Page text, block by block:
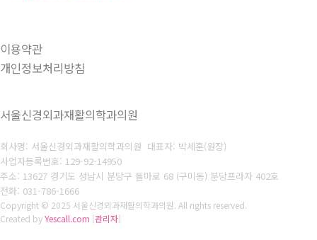
이용약관
개인정보처리방침
서울신경외과재활의학과의원
회사명: 서울신경외과재활의학과의원 대표자: 박세훈(원장)
사업자등록번호: 129-92-14950
주소: 13627 경기도 성남시 분당구 돌마로 68 (구미동) 분당프라자 402호
전화: 031-786-1666
Copyright © 2025 서울신경외과재활의학과의원. All rights reserved.
Created byYescall.com [관리자]